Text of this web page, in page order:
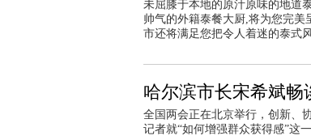
未屈膝于本地的原汁原味的地道
帅气的外籍泰餐大厨,将为您完
市还将满足您把令人着迷的泰式
哈尔滨市长宋希斌畅
全国两会正在北京举行，创新、
记者就“如何增强群众获得感”这